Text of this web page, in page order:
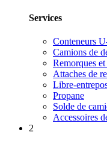
Services
Conteneurs
Camions de
Remorques
Attaches de
Libre-
Propane
Solde de
Accessoires
2